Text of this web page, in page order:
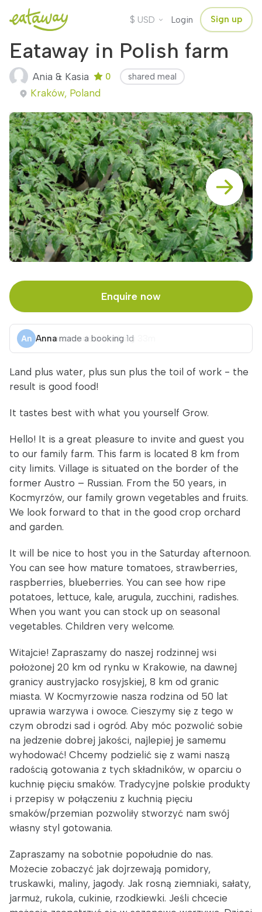
$ USD Login Sign up
Eataway in Polish farm
Ania & Kasia 0 shared meal
Kraków, Poland
Enquire now
Anna made a booking 1d
Land plus water, plus sun plus the toil of work - the
result is good food!
It tastes best with what you yourself Grow.
Hello! It is a great pleasure to invite and guest you
to our family farm. This farm is located 8 km from
city limits. Village is situated on the border of the
former Austro – Russian. From the 50 years, in
Kocmyrzów, our family grown vegetables and fruits.
We look forward to that in the good crop orchard
and garden.
It will be nice to host you in the Saturday afternoon.
You can see how mature tomatoes, strawberries,
raspberries, blueberries. You can see how ripe
potatoes, lettuce, kale, arugula, zucchini, radishes.
When you want you can stock up on seasonal
vegetables. Children very welcome.
Witajcie! Zapraszamy do naszej rodzinnej wsi
położonej 20 km od rynku w Krakowie, na dawnej
granicy austryjacko rosyjskiej, 8 km od granic
miasta. W Kocmyrzowie nasza rodzina od 50 lat
uprawia warzywa i owoce. Cieszymy się z tego w
czym obrodzi sad i ogród. Aby móc pozwolić sobie
na jedzenie dobrej jakości, najlepiej je samemu
wyhodować! Chcemy podzielić się z wami naszą
radością gotowania z tych składników, w oparciu o
kuchnię pięciu smaków. Tradycyjne polskie produkty
i przepisy w połączeniu z kuchnią pięciu
smaków/przemian pozwoliły stworzyć nam swój
własny styl gotowania.
Zapraszamy na sobotnie popołudnie do nas.
Możecie zobaczyć jak dojrzewają pomidory,
truskawki, maliny, jagody. Jak rosną ziemniaki, sałaty,
jarmuż, rukola, cukinie, rzodkiewki. Jeśli chcecie